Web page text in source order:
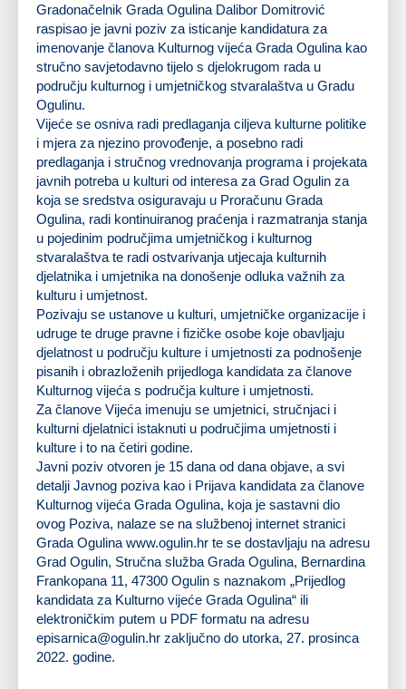
Gradonačelnik Grada Ogulina Dalibor Domitrović
raspisao je javni poziv za isticanje kandidatura za
imenovanje članova Kulturnog vijeća Grada Ogulina kao
stručno savjetodavno tijelo s djelokrugom rada u
području kulturnog i umjetničkog stvaralaštva u Gradu
Ogulinu.
Vijeće se osniva radi predlaganja ciljeva kulturne politike
i mjera za njezino provođenje, a posebno radi
predlaganja i stručnog vrednovanja programa i projekata
javnih potreba u kulturi od interesa za Grad Ogulin za
koja se sredstva osiguravaju u Proračunu Grada
Ogulina, radi kontinuiranog praćenja i razmatranja stanja
u pojedinim područjima umjetničkog i kulturnog
stvaralaštva te radi ostvarivanja utjecaja kulturnih
djelatnika i umjetnika na donošenje odluka važnih za
kulturu i umjetnost.
Pozivaju se ustanove u kulturi, umjetničke organizacije i
udruge te druge pravne i fizičke osobe koje obavljaju
djelatnost u području kulture i umjetnosti za podnošenje
pisanih i obrazloženih prijedloga kandidata za članove
Kulturnog vijeća s područja kulture i umjetnosti.
Za članove Vijeća imenuju se umjetnici, stručnjaci i
kulturni djelatnici istaknuti u područjima umjetnosti i
kulture i to na četiri godine.
Javni poziv otvoren je 15 dana od dana objave, a svi
detalji Javnog poziva kao i Prijava kandidata za članove
Kulturnog vijeća Grada Ogulina, koja je sastavni dio
ovog Poziva, nalaze se na službenoj internet stranici
Grada Ogulina www.ogulin.hr te se dostavljaju na adresu
Grad Ogulin, Stručna služba Grada Ogulina, Bernardina
Frankopana 11, 47300 Ogulin s naznakom „Prijedlog
kandidata za Kulturno vijeće Grada Ogulina“ ili
elektroničkim putem u PDF formatu na adresu
episarnica@ogulin.hr zaključno do utorka, 27. prosinca
2022. godine.